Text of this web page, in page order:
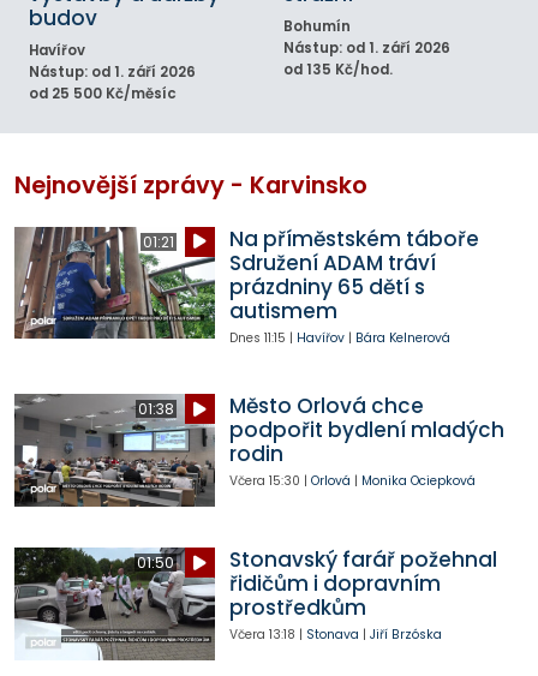
budov
Havířov
Nástup: od 1. září 2026
od 25 500 Kč/měsíc
Bohumín
Nástup: od 1. září 2026
od 135 Kč/hod.
Nejnovější zprávy - Karvinsko
01:21
Na příměstském táboře
Sdružení ADAM tráví
prázdniny 65 dětí s
autismem
Dnes 11:15 | Havířov| Bára Kelnerová
01:38
Město Orlová chce
podpořit bydlení mladých
rodin
Včera 15:30 | Orlová | Monika Ociepková
01:50
Stonavský farář požehnal
řidičům i dopravním
prostředkům
Včera 13:18 | Stonava | Jiří Brzóska